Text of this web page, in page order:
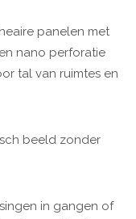
panelen met
nano perforatie
tal van ruimtes en
beeld zonder
in gangen of